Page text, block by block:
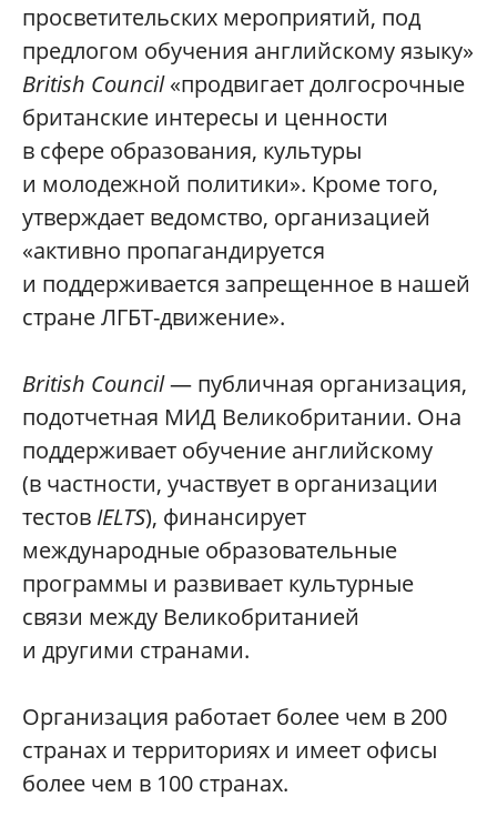
просветительских мероприятий, под
предлогом обучения английскому языку»
British Council«продвигает долгосрочные
британские интересы и ценности
в сфере образования, культуры
и молодежной политики». Кроме того,
утверждает ведомство, организацией
«активно пропагандируется
и поддерживается запрещенное в нашей
стране ЛГБТ-движение».
British Council— публичная организация,
подотчетная МИД Великобритании. Она
поддерживает обучение английскому
(в частности, участвует в организации
тестов IELTS), финансирует
международные образовательные
программы и развивает культурные
связи между Великобританией
и другими странами.
Организация работает более чем в 200
странах и территориях и имеет офисы
более чем в 100 странах.